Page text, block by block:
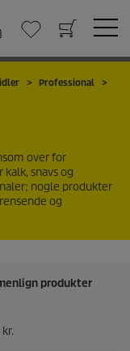
Professional
over for
snavs og
nogle produkter
og
produkter